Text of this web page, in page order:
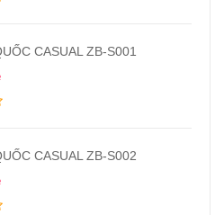
CASUAL ZB-S001
CASUAL ZB-S002